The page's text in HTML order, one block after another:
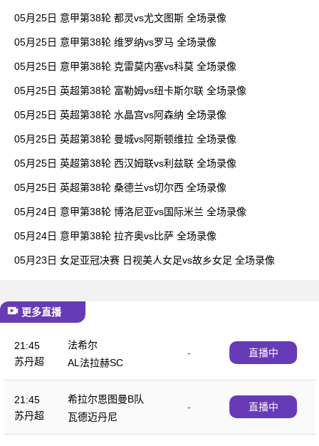
05月25日 意甲第38轮 都灵vs尤文图斯 全场录像
05月25日 意甲第38轮 维罗纳vs罗马 全场录像
05月25日 意甲第38轮 克雷莫内塞vs科莫 全场录像
05月25日 英超第38轮 富勒姆vs纽卡斯尔联 全场录像
05月25日 英超第38轮 水晶宫vs阿森纳 全场录像
05月25日 英超第38轮 曼城vs阿斯顿维拉 全场录像
05月25日 英超第38轮 西汉姆联vs利兹联 全场录像
05月25日 英超第38轮 桑德兰vs切尔西 全场录像
05月24日 意甲第38轮 博洛尼亚vs国际米兰 全场录像
05月24日 意甲第38轮 拉齐奥vs比萨 全场录像
05月23日 女足亚冠决赛 日视美人女足vs故乡女足 全场录像
更多直播
21:45
苏丹超
法希尔
-
AL法拉赫SC
直播中
21:45
苏丹超
希拉尔恩图曼B队
-
瓦德迈丹尼
直播中